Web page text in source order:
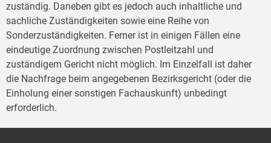
zuständig. Daneben gibt es jedoch auch inhaltliche und
sachliche Zuständigkeiten sowie eine Reihe von
Sonderzuständigkeiten. Ferner ist in einigen Fällen eine
eindeutige Zuordnung zwischen Postleitzahl und
zuständigem Gericht nicht möglich. Im Einzelfall ist daher
die Nachfrage beim angegebenen Bezirksgericht (oder die
Einholung einer sonstigen Fachauskunft) unbedingt
erforderlich.